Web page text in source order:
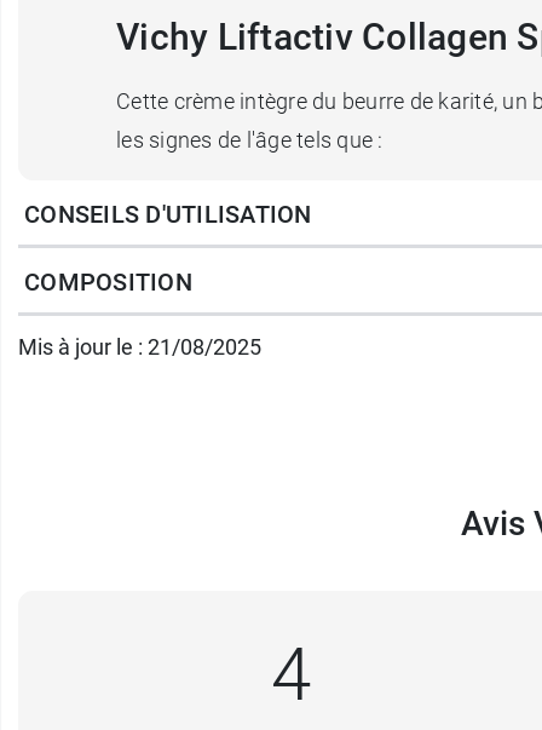
Vichy Liftactiv Collagen
Cette crème intègre du beurre de karité,
les signes de l'âge tels que :
les ridules,
la fermeté
le rebond
l'aspect lisse
CONSEILS D'UTILISATION
COMPOSITION
Mis à jour le : 21/08/2025
Avis
4